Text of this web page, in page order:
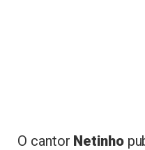
O cantor Netinho